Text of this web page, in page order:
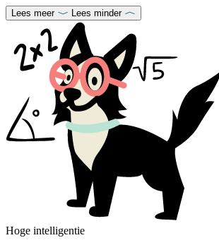
Lees meer Lees minder
Hoge intelligentie